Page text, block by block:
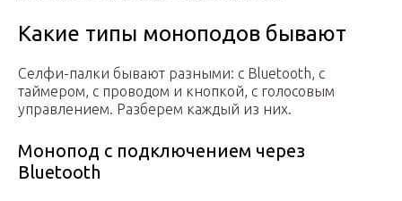
Какие типы моноподов бывают
Селфи-палки бывают разными: с Bluetooth, с
таймером, с проводом и кнопкой, с голосовым
управлением. Разберем каждый из них.
Монопод с подключением через
Bluetooth